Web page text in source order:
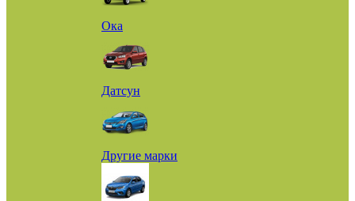
Ока
Датсун
Другие марки